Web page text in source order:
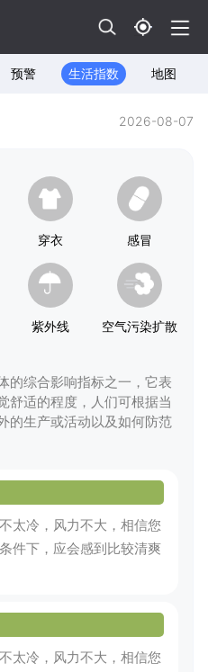
预警 生活指数 地图
2026-08-07
穿衣 感冒
紫外线 空气污染扩散
的综合影响指标之一，它表
舒适的程度，人们可根据当
的生产或活动以及如何防范
太冷，风力不大，相信您
件下，应会感到比较清爽
太冷，风力不大，相信您